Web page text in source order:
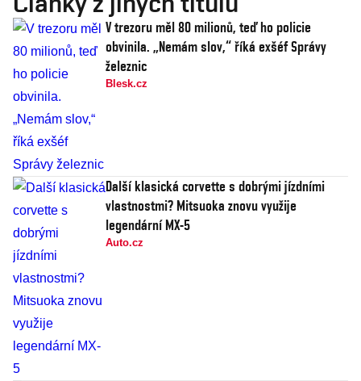
V trezoru měl 80 milionů, teď ho policie
obvinila. „Nemám slov,“ říká exšéf Správy
železnic
Blesk.cz
Další klasická corvette s dobrými jízdními
vlastnostmi? Mitsuoka znovu využije
legendární MX-5
Auto.cz